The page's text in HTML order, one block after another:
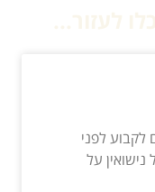
לקבוע לפני
על